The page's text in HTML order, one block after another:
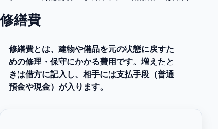
修繕費
修繕費とは、建物や備品を元の状態に戻すた
めの修理・保守にかかる費用です。増えたと
きは借方に記入し、相手には支払手段（普通
預金や現金）が入ります。